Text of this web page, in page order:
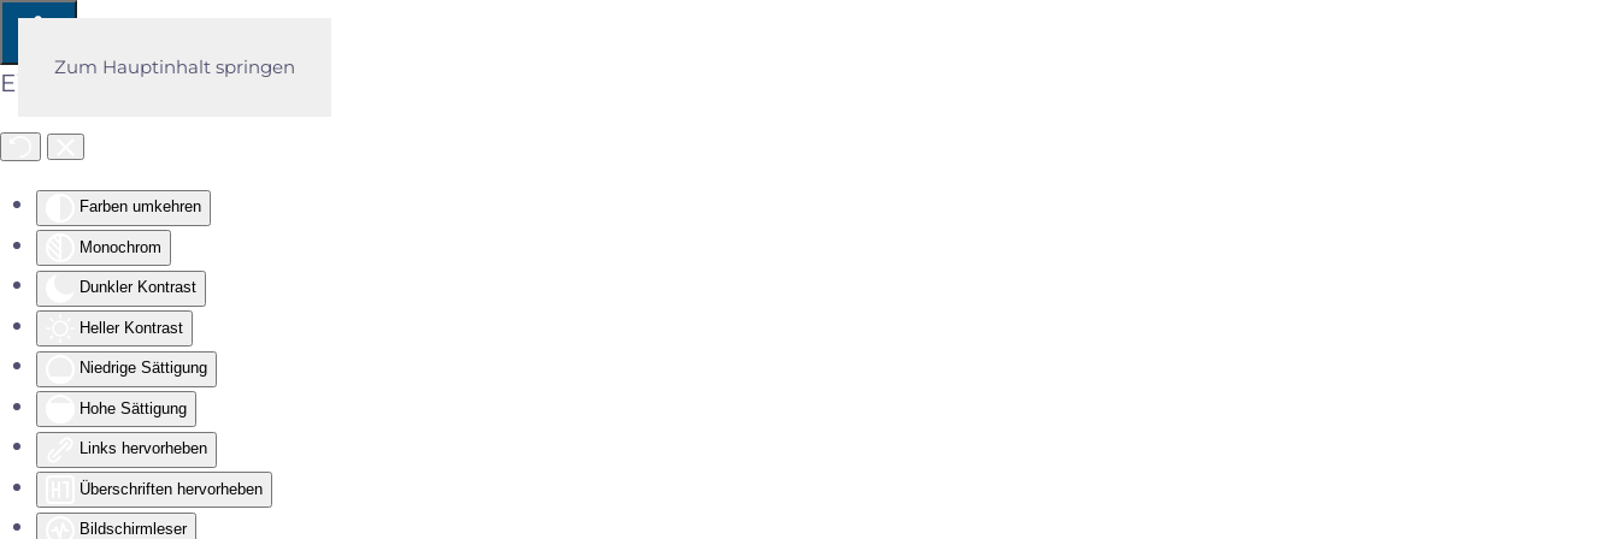
Eingabehilfen öffnen
Farben umkehren
Monochrom
Dunkler Kontrast
Heller Kontrast
Niedrige Sättigung
Hohe Sättigung
Links hervorheben
Überschriften hervorheben
Bildschirmleser
Zum Hauptinhalt springen